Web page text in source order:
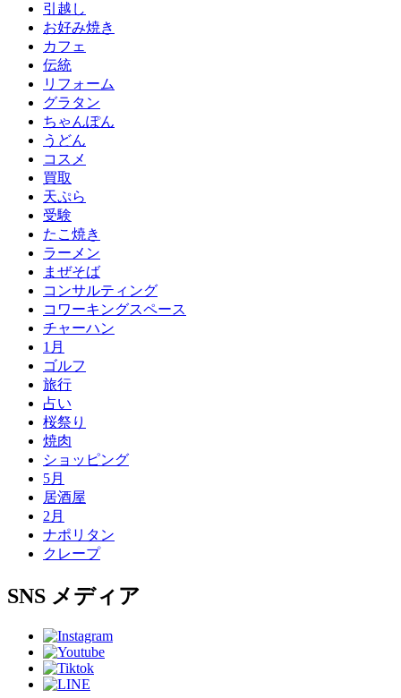
引越し
お好み焼き
カフェ
伝統
リフォーム
グラタン
ちゃんぽん
うどん
コスメ
買取
天ぷら
受験
たこ焼き
ラーメン
まぜそば
コンサルティング
コワーキングスペース
チャーハン
1月
ゴルフ
旅行
占い
桜祭り
焼肉
ショッピング
5月
居酒屋
2月
ナポリタン
クレープ
SNS メディア